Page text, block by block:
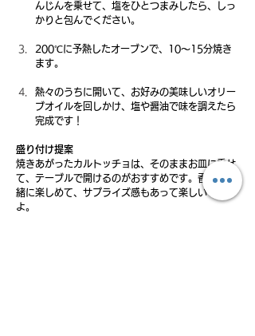
んじんを乗せて、塩をひとつまみしたら、しっ
かりと包んでください。
200℃に予熱したオーブンで、10～15分焼き
ます。
熱々のうちに開いて、お好みの美味しいオリー
ブオイルを回しかけ、塩や醤油で味を調えたら
完成です！
盛り付け提案
焼きあがったカルトッチョは、そのままお皿に乗せ
て、テーブルで開けるのがおすすめです。香りも一
緒に楽しめて、サプライズ感もあって楽しいです
よ。